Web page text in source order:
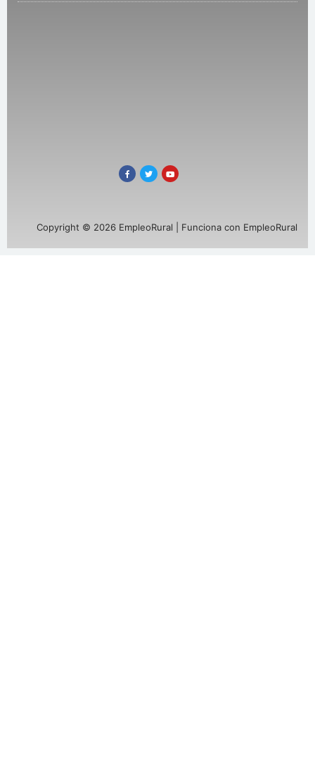
Copyright © 2026 EmpleoRural | Funciona con EmpleoRural